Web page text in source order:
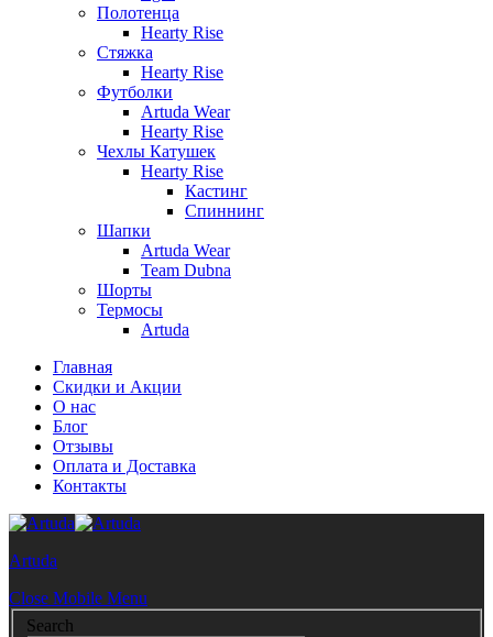
Полотенца
Hearty Rise
Стяжка
Hearty Rise
Футболки
Artuda Wear
Hearty Rise
Чехлы Катушек
Hearty Rise
Кастинг
Спиннинг
Шапки
Artuda Wear
Team Dubna
Шорты
Термосы
Artuda
Главная
Скидки и Акции
О нас
Блог
Отзывы
Оплата и Доставка
Контакты
Artuda
Close Mobile Menu
Search